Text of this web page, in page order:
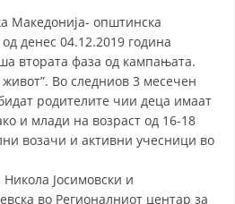
ЗА ЦКРМ
НА ЦКРМ
Македонија- општинска
денес 04.12.2019 година
втората фаза од кампањата.
Во следниов 3 месечен
родителите чии деца имаат
и млади на возраст од 16-18
возачи и активни учесници во
Јосимовски и
во Регионалниот центар за